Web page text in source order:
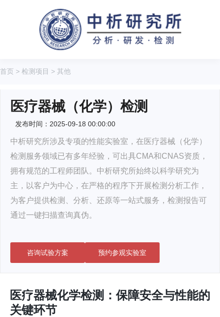
首页 > 检测项目 > 其他
医疗器械（化学）检测
发布时间：2025-09-18 00:00:00
中析研究所涉及专项的性能实验室，在医疗器械（化学）
检测服务领域已有多年经验，可出具CMA和CNAS资质，
拥有规范的工程师团队。中析研究所始终以科学研究为
主，以客户为中心，在严格的程序下开展检测分析工作，
为客户提供检测、分析、还原等一站式服务，检测报告可
通过一键扫描查询真伪。
咨询试验方案 预约参观实验室
医疗器械化学检测：保障安全与性能的
关键环节